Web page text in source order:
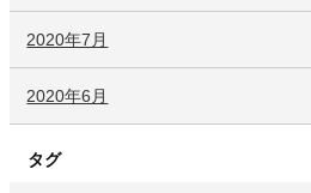
2020年7月
2020年6月
タグ